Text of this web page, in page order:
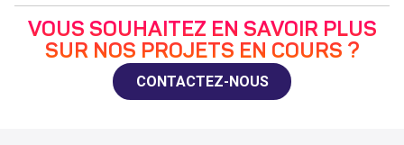
VOUS SOUHAITEZ EN SAVOIR PLUS
SUR NOS PROJETS EN COURS ?
CONTACTEZ-NOUS